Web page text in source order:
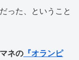
だった、ということ
マネの 『オランピ